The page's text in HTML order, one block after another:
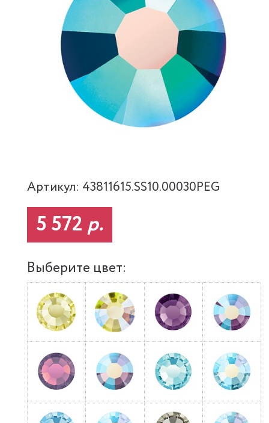
Артикул: 43811615.SS10.00030PEG
5 572 р.
Выберите цвет: